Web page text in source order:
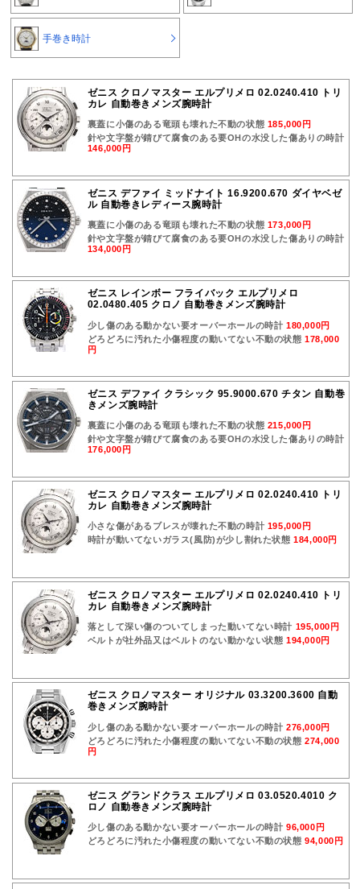
手巻き時計
ゼニス クロノマスター エルプリメロ 02.0240.410 トリ
カレ 自動巻きメンズ腕時計
裏蓋に小傷のある竜頭も壊れた不動の状態 185,000円
針や文字盤が錆びて腐食のある要OHの水没した傷ありの時計
146,000円
ゼニス デファイ ミッドナイト 16.9200.670 ダイヤベゼ
ル 自動巻きレディース腕時計
裏蓋に小傷のある竜頭も壊れた不動の状態 173,000円
針や文字盤が錆びて腐食のある要OHの水没した傷ありの時計
134,000円
ゼニス レインボー フライバック エルプリメロ
02.0480.405 クロノ 自動巻きメンズ腕時計
少し傷のある動かない要オーバーホールの時計180,000円
どろどろに汚れた小傷程度の動いてない不動の状態178,000
円
ゼニス デファイ クラシック 95.9000.670 チタン 自動巻
きメンズ腕時計
裏蓋に小傷のある竜頭も壊れた不動の状態 215,000円
針や文字盤が錆びて腐食のある要OHの水没した傷ありの時計
176,000円
ゼニス クロノマスター エルプリメロ 02.0240.410 トリ
カレ 自動巻きメンズ腕時計
小さな傷があるブレスが壊れた不動の時計 195,000円
時計が動いてないガラス(風防)が少し割れた状態184,000円
ゼニス クロノマスター エルプリメロ 02.0240.410 トリ
カレ 自動巻きメンズ腕時計
落として深い傷のついてしまった動いてない時計 195,000円
ベルトが社外品又はベルトのない動かない状態194,000円
ゼニス クロノマスター オリジナル 03.3200.3600 自動
巻きメンズ腕時計
少し傷のある動かない要オーバーホールの時計276,000円
どろどろに汚れた小傷程度の動いてない不動の状態274,000
円
ゼニス グランドクラス エルプリメロ 03.0520.4010 ク
ロノ 自動巻きメンズ腕時計
少し傷のある動かない要オーバーホールの時計96,000円
どろどろに汚れた小傷程度の動いてない不動の状態94,000円